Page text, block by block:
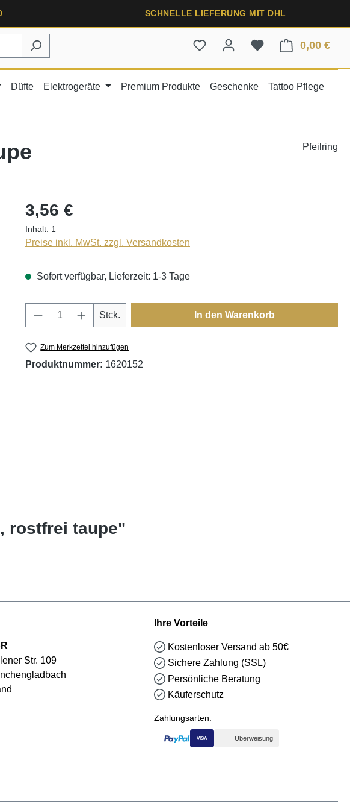
SCHNELLE LIEFERUNG MIT DHL
0,00 €
Düfte Elektrogeräte Premium Produkte Geschenke Tattoo Pflege
Pfeilring
3,56 €
Inhalt: 1
Preise inkl. MwSt. zzgl. Versandkosten
Sofort verfügbar, Lieferzeit: 1-3 Tage
Produkt Anzahl: Gib den gewünschten Wert ein
Stck. In den Warenkorb
Zum Merkzettel hinzufügen
Produktnummer: 1620152
rostfrei taupe"
Str. 109
Ihre Vorteile
Kostenloser Versand ab 50€
Sichere Zahlung (SSL)
Persönliche Beratung
Käuferschutz
Zahlungsarten:
VISA Überweisung